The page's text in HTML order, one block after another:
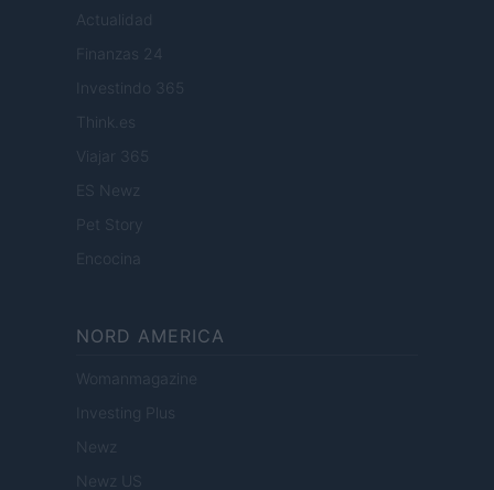
Actualidad
Finanzas 24
Investindo 365
Think.es
Viajar 365
ES Newz
Pet Story
Encocina
NORD AMERICA
Womanmagazine
Investing Plus
Newz
Newz US